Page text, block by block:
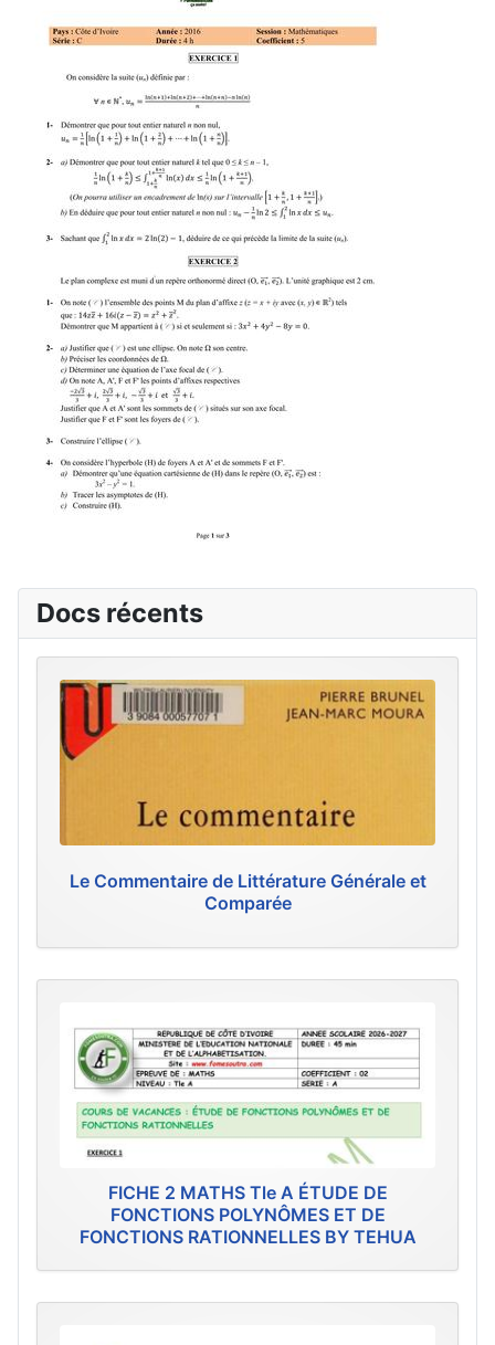
Docs récents
Le Commentaire de Littérature Générale et
Comparée
FICHE 2 MATHS Tle A ÉTUDE DE
FONCTIONS POLYNÔMES ET DE
FONCTIONS RATIONNELLES BY TEHUA